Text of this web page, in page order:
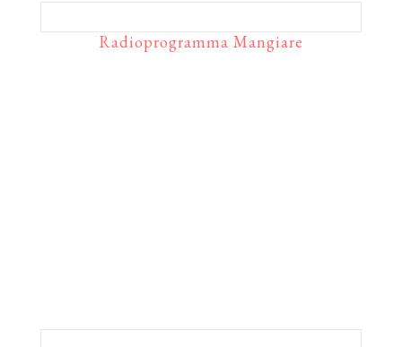
Radioprogramma Mangiare